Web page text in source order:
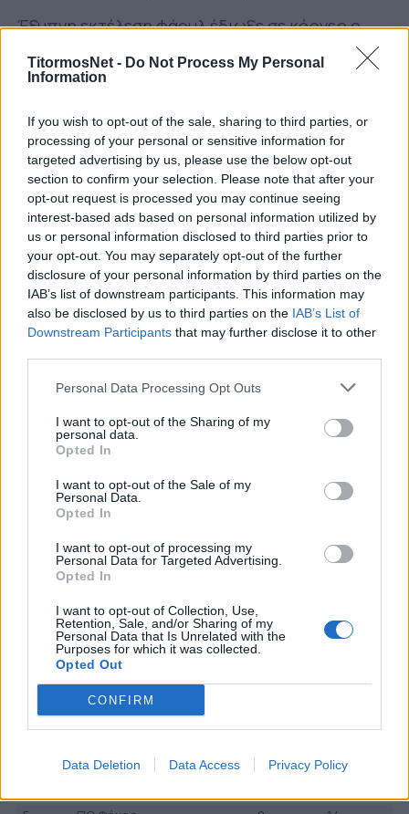
TitormosNet - Do Not Process My Personal
Information
If you wish to opt-out of the sale, sharing to third parties, or
processing of your personal or sensitive information for
targeted advertising by us, please use the below opt-out
section to confirm your selection. Please note that after your
opt-out request is processed you may continue seeing
interest-based ads based on personal information utilized by
us or personal information disclosed to third parties prior to
your opt-out. You may separately opt-out of the further
disclosure of your personal information by third parties on the
IAB’s list of downstream participants. This information may
also be disclosed by us to third parties on the IAB’s List of
Downstream Participants that may further disclose it to other
Personal Data Processing Opt Outs
I want to opt-out of the Sharing of my
personal data.
Opted In
I want to opt-out of the Sale of my
Personal Data.
Opted In
I want to opt-out of processing my
Personal Data for Targeted Advertising.
Opted In
I want to opt-out of Collection, Use,
Retention, Sale, and/or Sharing of my
Personal Data that Is Unrelated with the
Purposes for which it was collected.
Opted Out
CONFIRM
Data Deletion Data Access Privacy Policy
Έξυπνη εκτέλεση φάουλ έδιωξε σε κόρνερ ο
Σημαντική επέμβαση στο 86′ είχε ο Μπαλάφας
Παναγρινιακό.
Δύο εκτελέσεις φάουλ σε εξαιρετικά σημεία στα
τελευταία λεπτά από τον Γκόλια δεν είχαν το
επιθυμητό αποτέλεσμα. Το 1-1
Παναγρινιακός:Μπαλάφας, Καλοκαίρης,
Γκόλιας, Κοντογιάννης, Φραγκούλης, Καντάνης,
Τσιούνης, Μανιώτης, Τσοπανάς, Τσάκνης,
Αλομπισάτ
Τα αποτελέσματα του ομίλου:
Παναγρινιακός-ΑΟ Υπάτου 1-1
Αστέρας Πετριτή – ΑΣ Απόλλων Πάργας 1-0
Τηλυκράτης – ΑΟ Χαλκίδα 3-0
Βύζας Μεγάρων – Ζάκυνθος 4-0
Ναυπακτιακός Αστέρας – ΑΕ Λευκίμμης 0-2
Τρίκαλα ΑΟ – ΠΟ Φήκης 0-0
Η βαθμολογία:
Ομάδες
1
ΑΕ Λευκίμμης 8
17
ΑΟ Υπάτου
17